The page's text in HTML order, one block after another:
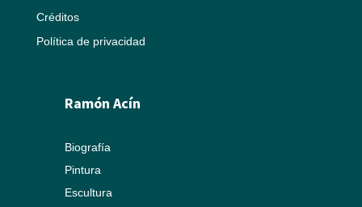
Créditos
Política de privacidad
Ramón Acín
Biografía
Pintura
Escultura